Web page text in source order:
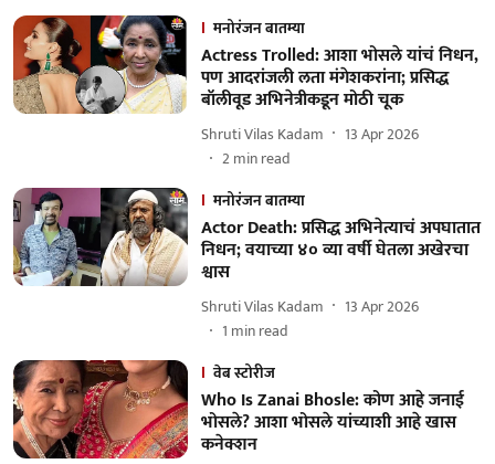
मनोरंजन बातम्या
Actress Trolled: आशा भोसले यांचं निधन,
पण आदरांजली लता मंगेशकरांना; प्रसिद्ध
बॉलीवूड अभिनेत्रीकडून मोठी चूक
Shruti Vilas Kadam
13 Apr 2026
2min read
मनोरंजन बातम्या
Actor Death: प्रसिद्ध अभिनेत्याचं अपघातात
निधन; वयाच्या ४० व्या वर्षी घेतला अखेरचा
श्वास
Shruti Vilas Kadam
13 Apr 2026
1 min read
वेब स्टोरीज
Who Is Zanai Bhosle: कोण आहे जनाई
भोसले? आशा भोसले यांच्याशी आहे खास
कनेक्शन